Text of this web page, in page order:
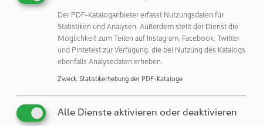
VDMA und bringen ihr Fachwissen unter anderem in die
Entwicklung und Umsetzung von Industriestandards ein“,
berichtet Jürgen Eisenreich, Referent Kompressoren,
Druckluft- und Vakuumtechnik beim VDMA.
Dieses langjährige Engagement unterstreicht die
Vacuum+Fab Solutions als Impulsgeber in der Branche.
Der PDF-Kataloganbieter erfasst Nutzungsdaten für
Statistiken und Analysen. Außerdem stellt der Dienst die
Möglichkeit zum Teilen auf Instagram, Facebook, Twitter
und Pintetest zur Verfügung, die bei Nutzung des Katalogs
ebenfalls Analysedaten erheben.
Zweck: Statistikerhebung der PDF-Kataloge
Alle Dienste aktivieren oder deaktivieren